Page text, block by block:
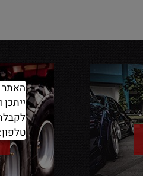
האתר
טלפון: 053-5265978